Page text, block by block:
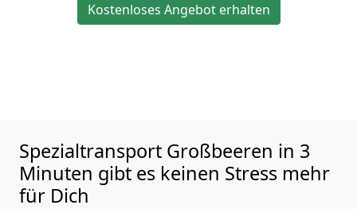
Kostenloses Angebot erhalten
Spezialtransport Großbeeren in 3
Minuten gibt es keinen Stress mehr
für Dich